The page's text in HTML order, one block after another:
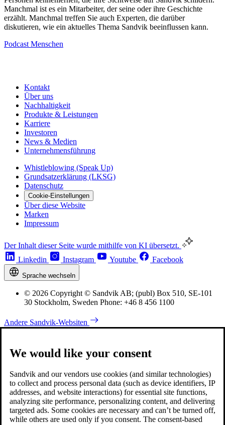
Manchmal ist es ein Mitarbeiter, der seine oder ihre Geschichte
erzählt. Manchmal treffen Sie auch Experten, die darüber
diskutieren, wie ein aktuelles Thema Sandvik beeinflussen kann.
Podcast Menschen
Kontakt
Über uns
Nachhaltigkeit
Produkte & Leistungen
Karriere
Investoren
News & Medien
Unternehmensführung
Whistleblowing (Speak Up)
Grundsatzerklärung (LKSG)
Datenschutz
Cookie-Einstellungen
Über diese Website
Marken
Impressum
Der Inhalt dieser Seite wurde mithilfe von KI übersetzt.
Linkedin
Instagram Youtube Facebook
Sprache wechseln
© 2026 Copyright © Sandvik AB; (publ) Box 510, SE-101
30 Stockholm, Sweden Phone: +46 8 456 1100
Andere Sandvik-Websiten
We would like your consent
Sandvik and our vendors use cookies (and similar technologies)
to collect and process personal data (such as device identifiers, IP
addresses, and website interactions) for essential site functions,
analyzing site performance, personalizing content, and delivering
targeted ads. Some cookies are necessary and can’t be turned off,
while others are used only if you consent. The consent-based